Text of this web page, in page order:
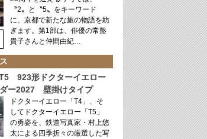
〝2〟と〝5〟をキーワード
に、京都で新たな旅の物語を紡
ぎます。第1部は、俳優の常盤
貴子さんと仲間由紀…
923形ドクターイエロー
ー2027 壁掛けタイプ
ドクターイエロー「T4」、そ
してドクターイエロー「T5」
の勇姿を、鉄道写真家・村上悠
太による四季折々の厳選した写